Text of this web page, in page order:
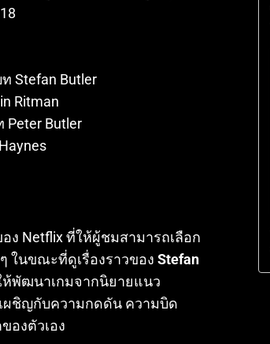
Stefan Butler
Ritman
Peter Butler
ง Netflix ที่ให้ผู้ชมสามารถเลือก
ในขณะที่ดูเรื่องราวของ Stefan
ห้พัฒนาเกมจากนิยายแนว
ผชิญกับความกดดัน ความบิด
องตัวเอง